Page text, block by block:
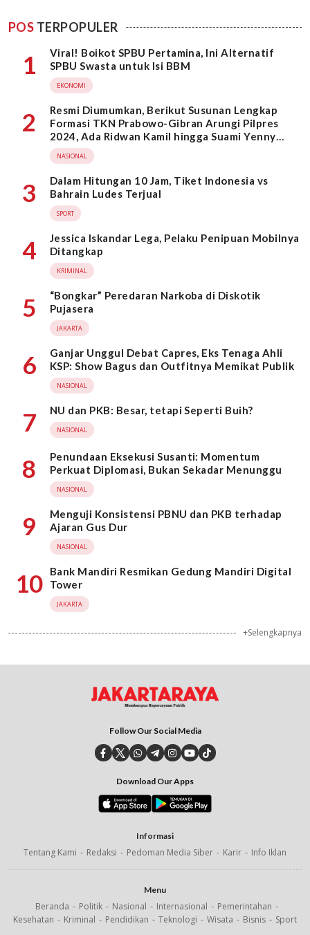
POS TERPOPULER
1
Viral! Boikot SPBU Pertamina, Ini Alternatif
SPBU Swasta untuk Isi BBM
EKONOMI
2
Resmi Diumumkan, Berikut Susunan Lengkap
Formasi TKN Prabowo-Gibran Arungi Pilpres
2024, Ada Ridwan Kamil hingga Suami Yenny
Wahid
NASIONAL
3
Dalam Hitungan 10 Jam, Tiket Indonesia vs
Bahrain Ludes Terjual
SPORT
4
Jessica Iskandar Lega, Pelaku Penipuan Mobilnya
Ditangkap
KRIMINAL
5
“Bongkar” Peredaran Narkoba di Diskotik
Pujasera
JAKARTA
6
Ganjar Unggul Debat Capres, Eks Tenaga Ahli
KSP: Show Bagus dan Outfitnya Memikat Publik
NASIONAL
7 NU dan PKB: Besar, tetapi Seperti Buih?
NASIONAL
8
Penundaan Eksekusi Susanti: Momentum
Perkuat Diplomasi, Bukan Sekadar Menunggu
NASIONAL
9
Menguji Konsistensi PBNU dan PKB terhadap
Ajaran Gus Dur
NASIONAL
10
Bank Mandiri Resmikan Gedung Mandiri Digital
Tower
JAKARTA
+Selengkapnya
Follow Our Social Media
Download Our Apps
Informasi
Tentang Kami Redaksi Pedoman Media Siber Karir Info Iklan
Menu
Beranda Politik Nasional Internasional
Pemerintahan
Kesehatan
Kriminal Pendidikan Teknologi Wisata Bisnis Sport